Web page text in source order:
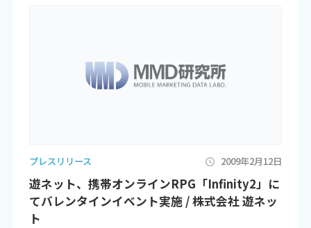
プレスリリース 2009年2月12日
遊ネット、携帯オンラインRPG「Infinity2」に
てバレンタインイベント実施 / 株式会社 遊ネッ
ト